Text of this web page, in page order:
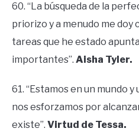
60. “La búsqueda de la
priorizo ​​y a menudo me doy
tareas que he estado
importantes”. Aisha Tyler.
61. “Estamos en un mundo
nos esforzamos por
existe”. Virtud de Tessa.